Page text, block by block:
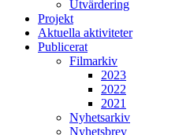
Utvärdering
Projekt
Aktuella aktiviteter
Publicerat
Filmarkiv
2023
2022
2021
Nyhetsarkiv
Nyhetsbrev